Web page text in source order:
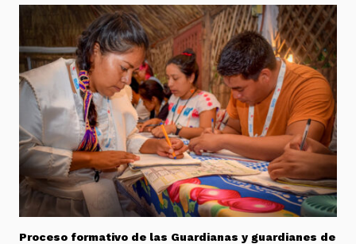
Proceso formativo de las Guardianas y guardianes de